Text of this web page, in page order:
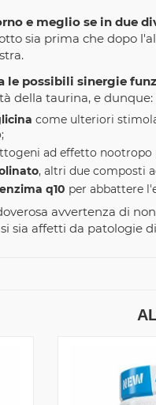
e meglio se in due
sia prima che dopo
le possibili sinergie
della taurina, e dunque:
come ulteriori
ad effetto nootropo
, altri due composti
q10 per abbattere
avvertenza di
sia affetti da patologie